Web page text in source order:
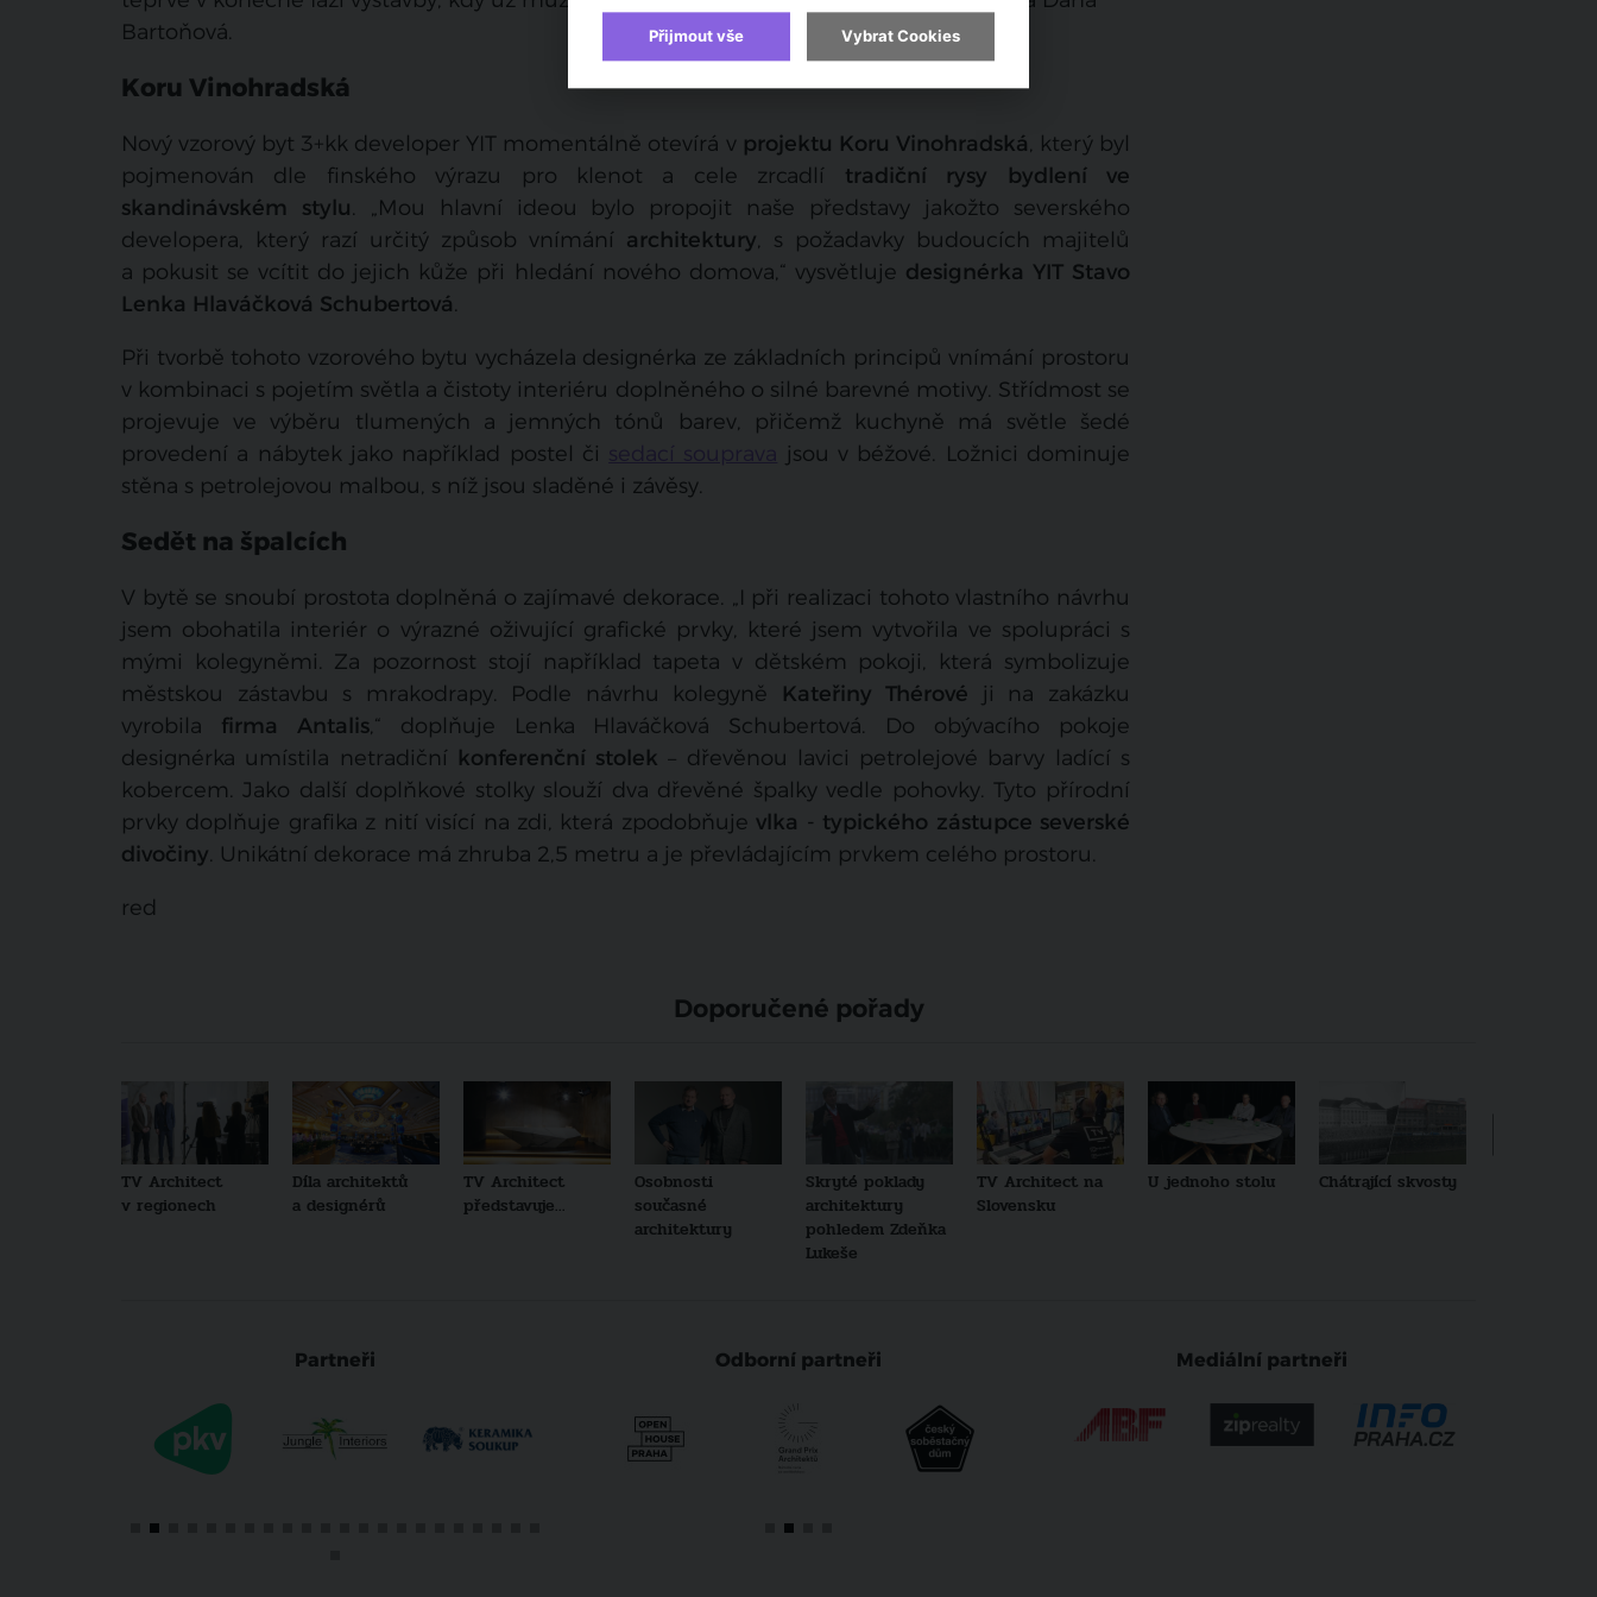
Bartoňová.
Koru Vinohradská
Nový vzorový byt 3+kk developer YIT momentálně otevírá v projektu Koru Vinohradská, který byl
pojmenován dle finského výrazu pro klenot a cele zrcadlí tradiční rysy bydlení ve
skandinávském stylu. „Mou hlavní ideou bylo propojit naše představy jakožto severského
developera, který razí určitý způsob vnímání architektury, s požadavky budoucích majitelů
a pokusit se vcítit do jejich kůže při hledání nového domova,“ vysvětluje designérka YIT Stavo
Lenka Hlaváčková Schubertová.
Při tvorbě tohoto vzorového bytu vycházela designérka ze základních principů vnímání prostoru
v kombinaci s pojetím světla a čistoty interiéru doplněného o silné barevné motivy. Střídmost se
projevuje ve výběru tlumených a jemných tónů barev, přičemž kuchyně má světle šedé
provedení a nábytek jako například postel či
jsou v béžové. Ložnici dominuje
stěna s petrolejovou malbou, s níž jsou sladěné i závěsy.
Sedět na špalcích
V bytě se snoubí prostota doplněná o zajímavé dekorace. „I při realizaci tohoto vlastního návrhu
jsem obohatila interiér o výrazné oživující grafické prvky, které jsem vytvořila ve spolupráci s
mými kolegyněmi. Za pozornost stojí například tapeta v dětském pokoji, která symbolizuje
městskou zástavbu s mrakodrapy. Podle návrhu kolegyně Kateřiny Thérové ji na zakázku
vyrobila firma Antalis,“ doplňuje Lenka Hlaváčková Schubertová. Do obývacího pokoje
designérka umístila netradiční konferenční stolek – dřevěnou lavici petrolejové barvy ladící s
kobercem. Jako další doplňkové stolky slouží dva dřevěné špalky vedle pohovky. Tyto přírodní
prvky doplňuje grafika z nití visící na zdi, která zpodobňuje vlka - typického zástupce severské
divočiny. Unikátní dekorace má zhruba 2,5 metru a je převládajícím prvkem celého prostoru.
red
Doporučené pořady
TV Architect
v regionech
Díla architektů
a designérů
TV Architect
představuje...
Osobnosti
současné
architektury
Skryté poklady
architektury
pohledem Zdeňka
Lukeše
TV Architect na
Slovensku
U jednoho stolu Chátrající skvosty
Partneři Odborní partneři Mediální partneři
Přijmout vše Vybrat Cookies